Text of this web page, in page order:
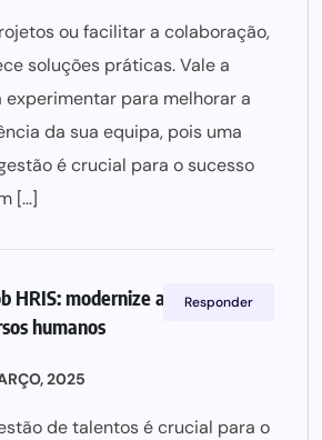
ou facilitar a colaboração,
soluções práticas. Vale a
experimentar para melhorar a
da sua equipa, pois uma
é crucial para o sucesso
[…]
HRIS: modernize a gestão de
humanos
2025
de talentos é crucial para o
Responder